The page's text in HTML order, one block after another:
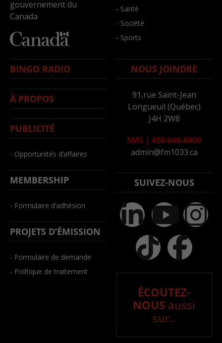
gouvernement du
Canada
- Santé
- Société
- Sports
BINGO RADIO
À PROPOS
PUBLICITÉ
- Opportunités d’affaires
MEMBERSHIP
- Formulaire d’adhésion
PROJETS D’ÉMISSION
- Formulaire de demande
- Politique de traitement
NOUS JOINDRE
91,rue Saint-Jean
Longueuil (Québec)
J4H 2W8
SMS | 450-646-6800
admin@fm1033.ca
SUIVEZ-NOUS
ÉCOUTEZ-
NOUS aussi
sur..